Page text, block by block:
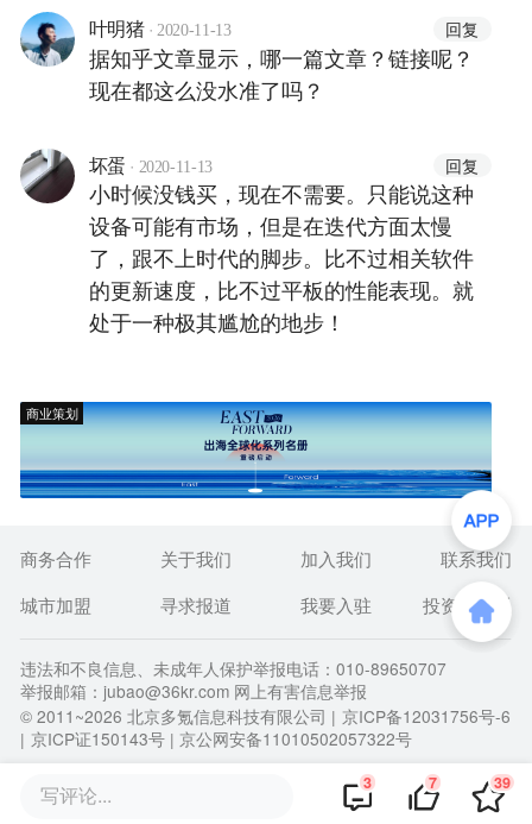
叶明猪 · 2020-11-13 回复
据知乎文章显示，哪一篇文章？链接呢？
现在都这么没水准了吗？
坏蛋 · 2020-11-13 回复
小时候没钱买，现在不需要。只能说这种
设备可能有市场，但是在迭代方面太慢
了，跟不上时代的脚步。比不过相关软件
的更新速度，比不过平板的性能表现。就
处于一种极其尴尬的地步！
商业策划
写评论... 3 7 39
商务合作 关于我们 加入我们
联系我们
城市加盟
寻求报道 我要入驻 投资者关系
违法和不良信息、未成年人保护举报电话：010-89650707
举报邮箱：jubao@36kr.com 网上有害信息举报
© 2011~2026 北京多氪信息科技有限公司 | 京ICP备12031756号-6
| 京ICP证150143号 | 京公网安备11010502057322号